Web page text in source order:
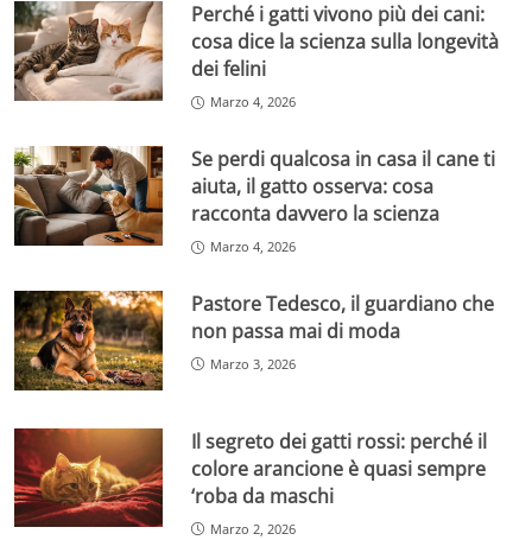
Perché i gatti vivono più dei cani:
cosa dice la scienza sulla longevità
dei felini
Marzo 4, 2026
Se perdi qualcosa in casa il cane ti
aiuta, il gatto osserva: cosa
racconta davvero la scienza
Marzo 4, 2026
Pastore Tedesco, il guardiano che
non passa mai di moda
Marzo 3, 2026
Il segreto dei gatti rossi: perché il
colore arancione è quasi sempre
‘roba da maschi
Marzo 2, 2026